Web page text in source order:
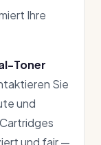
Ihre
Toner
Sie
und
und fair —